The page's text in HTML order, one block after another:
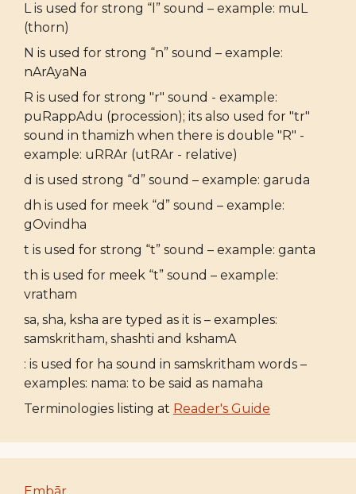
L is used for strong “l” sound – example: muL
(thorn)
N is used for strong “n” sound – example:
nArAyaNa
R is used for strong "r" sound - example:
puRappAdu (procession); its also used for "tr"
sound in thamizh when there is double "R" -
example: uRRAr (utRAr - relative)
d is used strong “d” sound – example: garuda
dh is used for meek “d” sound – example:
gOvindha
t is used for strong “t” sound – example: ganta
th is used for meek “t” sound – example:
vratham
sa, sha, ksha are typed as it is – examples:
samskritham, shashti and kshamA
: is used for ha sound in samskritham words –
examples: nama: to be said as namaha
Terminologies listing at Reader's Guide